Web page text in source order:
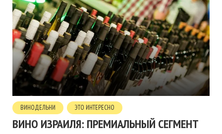
ВИНОДЕЛЬНИ ЭТО ИНТЕРЕСНО
ВИНО ИЗРАИЛЯ: ПРЕМИАЛЬНЫЙ СЕГМЕНТ